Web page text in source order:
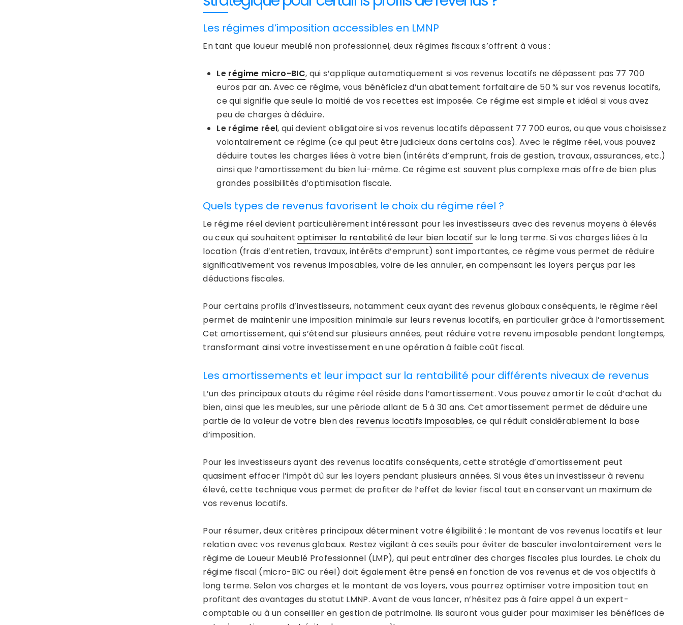
Les régimes d’imposition accessibles en LMNP
En tant que loueur meublé non professionnel, deux régimes fiscaux s’offrent à vous :
Le régime micro-BIC, qui s’applique automatiquement si vos revenus locatifs ne dépassent pas 77 700
euros par an. Avec ce régime, vous bénéficiez d’un abattement forfaitaire de 50 % sur vos revenus locatifs,
ce qui signifie que seule la moitié de vos recettes est imposée. Ce régime est simple et idéal si vous avez
peu de charges à déduire.
Le régime réel, qui devient obligatoire si vos revenus locatifs dépassent 77 700 euros, ou que vous choisissez
volontairement ce régime (ce qui peut être judicieux dans certains cas). Avec le régime réel, vous pouvez
déduire toutes les charges liées à votre bien (intérêts d’emprunt, frais de gestion, travaux, assurances, etc.)
ainsi que l’amortissement du bien lui-même. Ce régime est souvent plus complexe mais offre de bien plus
grandes possibilités d’optimisation fiscale.
Quels types de revenus favorisent le choix du régime réel ?
Le régime réel devient particulièrement intéressant pour les investisseurs avec des revenus moyens à élevés
ou ceux qui souhaitentoptimiser la rentabilité de leur bien locatif sur le long terme. Si vos charges liées à la
location (frais d’entretien, travaux, intérêts d’emprunt) sont importantes, ce régime vous permet de réduire
significativement vos revenus imposables, voire de les annuler, en compensant les loyers perçus par les
déductions fiscales.
Pour certains profils d’investisseurs, notamment ceux ayant des revenus globaux conséquents, le régime réel
permet de maintenir une imposition minimale sur leurs revenus locatifs, en particulier grâce à l’amortissement.
Cet amortissement, qui s’étend sur plusieurs années, peut réduire votre revenu imposable pendant longtemps,
transformant ainsi votre investissement en une opération à faible coût fiscal.
Les amortissements et leur impact sur la rentabilité pour différents niveaux de revenus
L’un des principaux atouts du régime réel réside dans l’amortissement. Vous pouvez amortir le coût d’achat du
bien, ainsi que les meubles, sur une période allant de 5 à 30 ans. Cet amortissement permet de déduire une
partie de la valeur de votre bien des revenus locatifs imposables, ce qui réduit considérablement la base
d’imposition.
Pour les investisseurs ayant des revenus locatifs conséquents, cette stratégie d’amortissement peut
quasiment effacer l’impôt dû sur les loyers pendant plusieurs années. Si vous êtes un investisseur à revenu
élevé, cette technique vous permet de profiter de l’effet de levier fiscal tout en conservant un maximum de
vos revenus locatifs.
Pour résumer, deux critères principaux déterminent votre éligibilité : le montant de vos revenus locatifs et leur
relation avec vos revenus globaux. Restez vigilant à ces seuils pour éviter de basculer involontairement vers le
régime de Loueur Meublé Professionnel (LMP), qui peut entraîner des charges fiscales plus lourdes. Le choix du
régime fiscal (micro-BIC ou réel) doit également être pensé en fonction de vos revenus et de vos objectifs à
long terme. Selon vos charges et le montant de vos loyers, vous pourrez optimiser votre imposition tout en
profitant des avantages du statut LMNP. Avant de vous lancer, n’hésitez pas à faire appel à un expert-
comptable ou à un conseiller en gestion de patrimoine. Ils sauront vous guider pour maximiser les bénéfices de